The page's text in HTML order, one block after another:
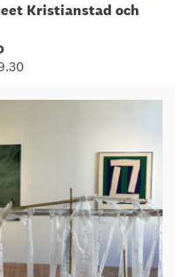
Kristianstad och